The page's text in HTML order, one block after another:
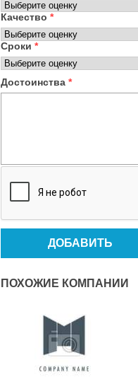
Качество *
Сроки *
Достоинства *
ПОХОЖИЕ КОМПАНИИ